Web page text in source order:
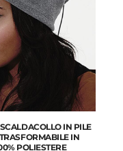
IN PILE
IN
POLIESTERE